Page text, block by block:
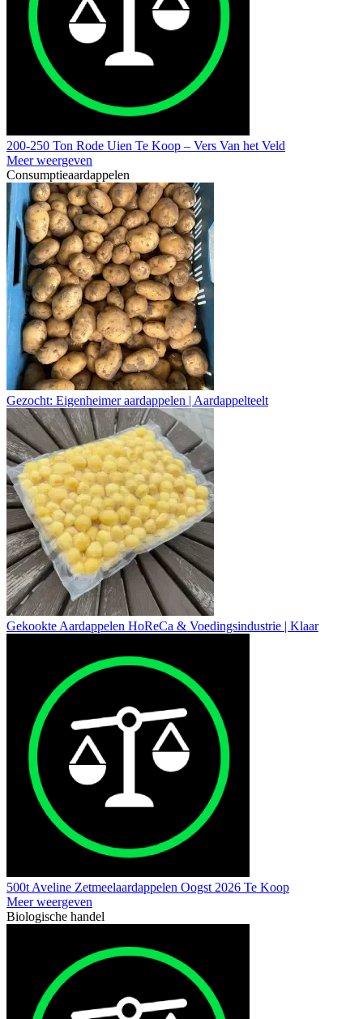
200-250 Ton Rode Uien Te Koop – Vers Van het Veld
Meer weergeven
Consumptieaardappelen
Gezocht: Eigenheimer aardappelen | Aardappelteelt
Gekookte Aardappelen HoReCa & Voedingsindustrie | Klaar
500t Aveline Zetmeelaardappelen Oogst 2026 Te Koop
Meer weergeven
Biologische handel